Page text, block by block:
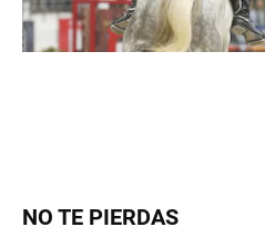
NO TE PIERDAS